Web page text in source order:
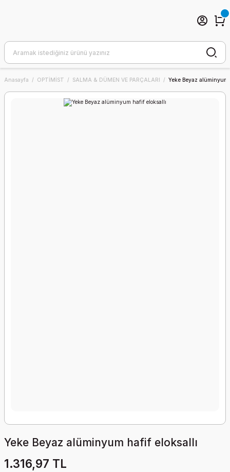
Anasayfa OPTİMİST SALMA & DÜMEN VE PARÇALARI Yeke Beyaz
Yeke Beyaz alüminyum hafif eloksallı
1.316,97 TL